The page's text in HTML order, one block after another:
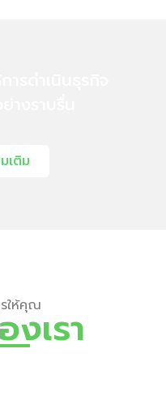
เติม
ให้คุณ
งเรา